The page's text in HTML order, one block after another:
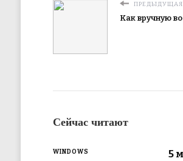
ПРЕДЫДУЩАЯ
Как вручную
Сейчас читают
WINDOWS 5